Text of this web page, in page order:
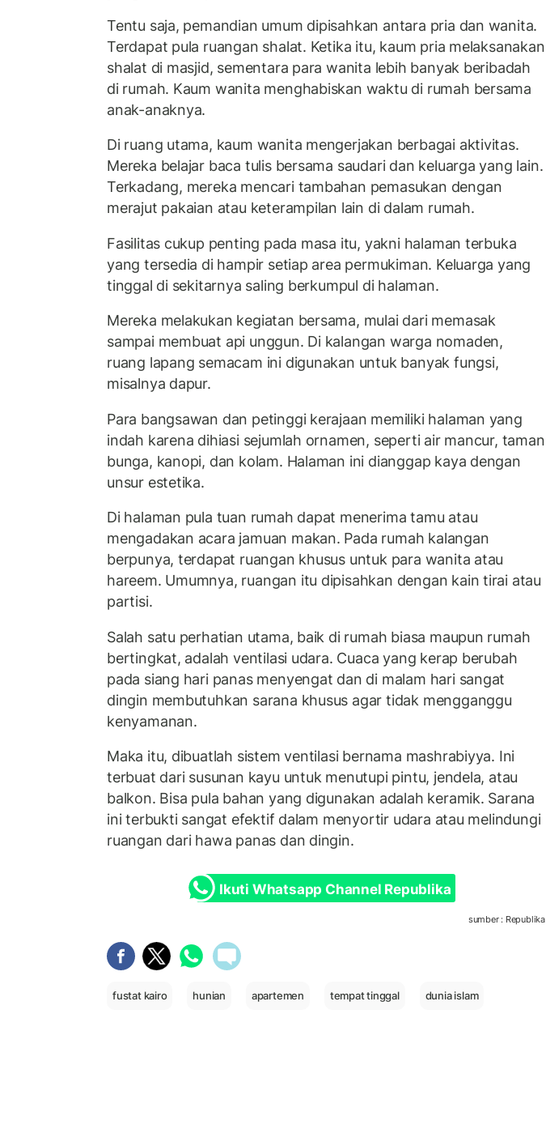
Tentu saja, pemandian umum dipisahkan antara pria dan wanita.
Terdapat pula ruangan shalat. Ketika itu, kaum pria melaksanakan
shalat di masjid, sementara para wanita lebih banyak beribadah
di rumah. Kaum wanita menghabiskan waktu di rumah bersama
anak-anaknya.
Di ruang utama, kaum wanita mengerjakan berbagai aktivitas.
Mereka belajar baca tulis bersama saudari dan keluarga yang lain.
Terkadang, mereka mencari tambahan pemasukan dengan
merajut pakaian atau keterampilan lain di dalam rumah.
Fasilitas cukup penting pada masa itu, yakni halaman terbuka
yang tersedia di hampir setiap area permukiman. Keluarga yang
tinggal di sekitarnya saling berkumpul di halaman.
Mereka melakukan kegiatan bersama, mulai dari memasak
sampai membuat api unggun. Di kalangan warga nomaden,
ruang lapang semacam ini digunakan untuk banyak fungsi,
misalnya dapur.
Para bangsawan dan petinggi kerajaan memiliki halaman yang
indah karena dihiasi sejumlah ornamen, seperti air mancur, taman
bunga, kanopi, dan kolam. Halaman ini dianggap kaya dengan
unsur estetika.
Di halaman pula tuan rumah dapat menerima tamu atau
mengadakan acara jamuan makan. Pada rumah kalangan
berpunya, terdapat ruangan khusus untuk para wanita atau
hareem. Umumnya, ruangan itu dipisahkan dengan kain tirai atau
partisi.
Salah satu perhatian utama, baik di rumah biasa maupun rumah
bertingkat, adalah ventilasi udara. Cuaca yang kerap berubah
pada siang hari panas menyengat dan di malam hari sangat
dingin membutuhkan sarana khusus agar tidak mengganggu
kenyamanan.
Maka itu, dibuatlah sistem ventilasi bernama mashrabiyya. Ini
terbuat dari susunan kayu untuk menutupi pintu, jendela, atau
balkon. Bisa pula bahan yang digunakan adalah keramik. Sarana
ini terbukti sangat efektif dalam menyortir udara atau melindungi
ruangan dari hawa panas dan dingin.
Ikuti Whatsapp Channel Republika
sumber : Republika
fustat kairo hunian apartemen tempat tinggal dunia islam